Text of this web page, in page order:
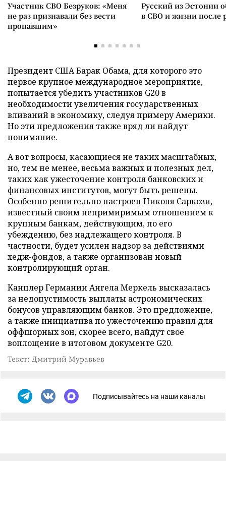
Участник СВО Безруков: «Меня
не раз признавали без вести
пропавшим»
Русский из Эстонии
в СВО и жизни после
Президент США Барак Обама, для которого это
первое крупное международное мероприятие,
попытается убедить участников G20 в
необходимости увеличения государственных
вливаний в экономику, следуя примеру Америки.
Но эти предложения также вряд ли найдут
понимание.
А вот вопросы, касающиеся не таких масштабных,
но, тем не менее, весьма важных и полезных дел,
таких как ужесточение контроля банковских и
финансовых институтов, могут быть решены.
Особенно решительно настроен Николя Саркози,
известный своим непримиримым отношением к
крупным банкам, действующим, по его
убеждению, без надлежащего контроля. В
частности, будет усилен надзор за действиями
хедж-фондов, а также организован новый
контролирующий орган.
Канцлер Германии Ангела Меркель высказалась
за недопустимость выплаты астрономических
бонусов управляющим банков. Это предложение,
а также инициатива по ужесточению правил для
оффшорных зон, скорее всего, найдут свое
воплощение в итоговом документе G20.
Текст: Дмитрий Муравьев
Подписывайтесь на наши каналы